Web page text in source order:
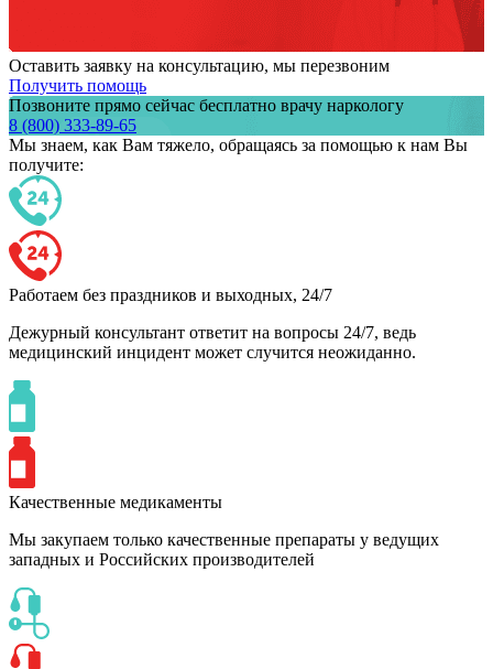
Оставить заявку на консультацию, мы перезвоним
Получить помощь
Позвоните прямо сейчас бесплатно врачу наркологу
8 (800) 333-89-65
Мы знаем, как Вам тяжело, обращаясь за помощью к нам Вы
получите:
Работаем без праздников и выходных, 24/7
Дежурный консультант ответит на вопросы 24/7, ведь
медицинский инцидент может случится неожиданно.
Качественные медикаменты
Мы закупаем только качественные препараты у ведущих
западных и Российских производителей